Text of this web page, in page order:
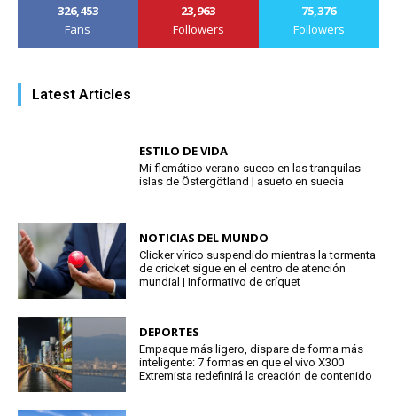
326,453
Fans
23,963
Followers
75,376
Followers
Latest Articles
ESTILO DE VIDA
Mi flemático verano sueco en las tranquilas
islas de Östergötland | asueto en suecia
NOTICIAS DEL MUNDO
Clicker vírico suspendido mientras la tormenta
de cricket sigue en el centro de atención
mundial | Informativo de críquet
DEPORTES
Empaque más ligero, dispare de forma más
inteligente: 7 formas en que el vivo X300
Extremista redefinirá la creación de contenido